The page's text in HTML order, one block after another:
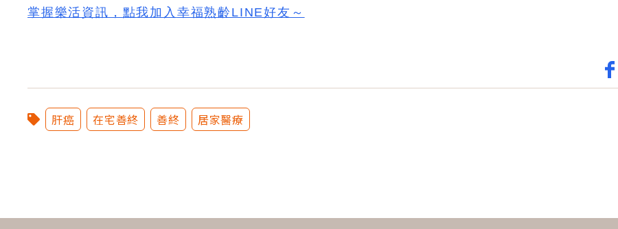
掌握樂活資訊， 點我加入 幸福熟齡LINE好友 ～
肝癌 在宅善終 善終 居家醫療